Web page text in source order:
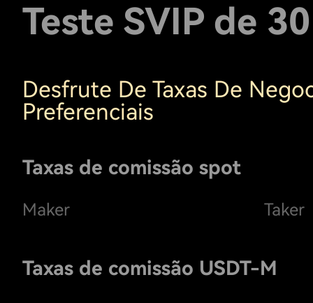
Teste SVIP de
Desfrute De Taxas De
Preferenciais
Taxas de comissão spot
Maker Taker
Taxas de comissão USDT-M